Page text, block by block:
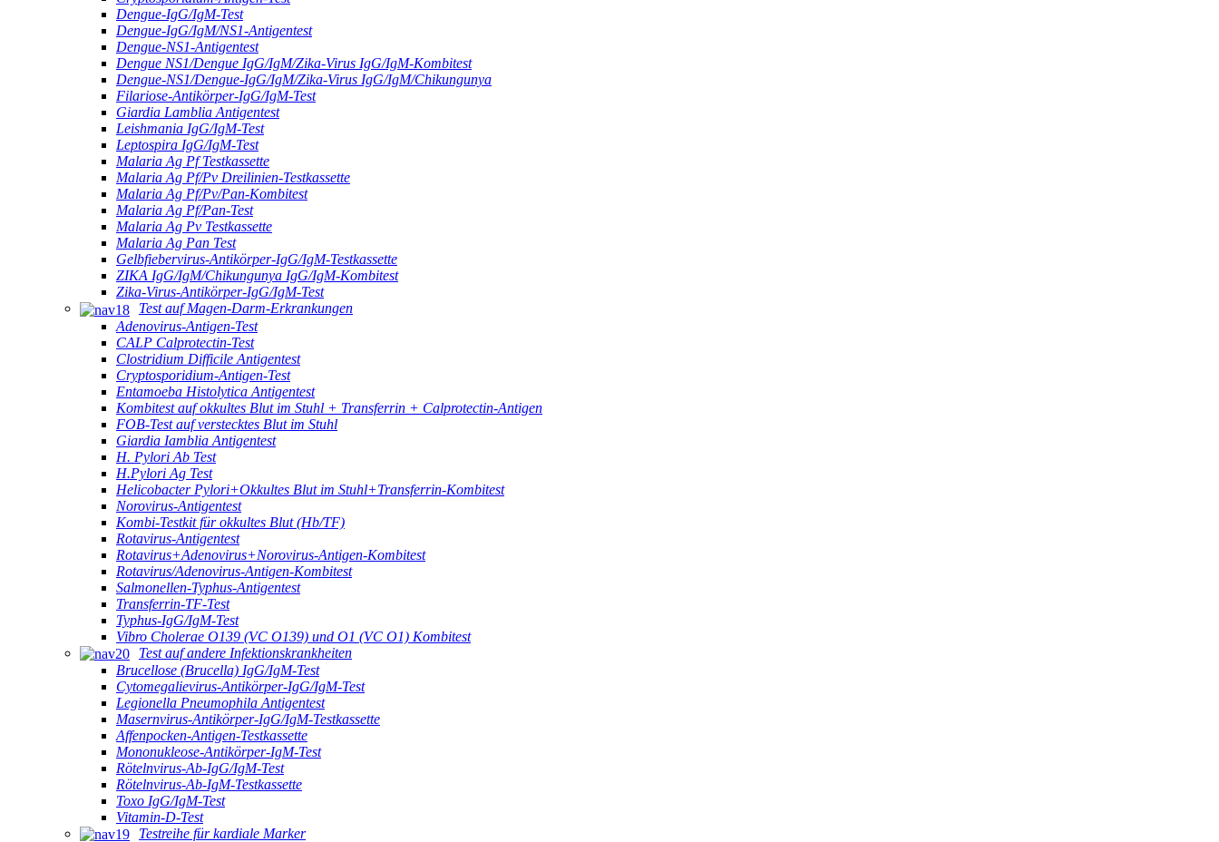
Dengue-IgG/IgM-Test
Dengue-IgG/IgM/NS1-Antigentest
Dengue-NS1-Antigentest
Dengue NS1/Dengue IgG/IgM/Zika-Virus IgG/IgM-Kombitest
Dengue-NS1/Dengue-IgG/IgM/Zika-Virus IgG/IgM/Chikungunya
Filariose-Antikörper-IgG/IgM-Test
Giardia Lamblia Antigentest
Leishmania IgG/IgM-Test
Leptospira IgG/IgM-Test
Malaria Ag Pf Testkassette
Malaria Ag Pf/Pv Dreilinien-Testkassette
Malaria Ag Pf/Pv/Pan-Kombitest
Malaria Ag Pf/Pan-Test
Malaria Ag Pv Testkassette
Malaria Ag Pan Test
Gelbfiebervirus-Antikörper-IgG/IgM-Testkassette
ZIKA IgG/IgM/Chikungunya IgG/IgM-Kombitest
Zika-Virus-Antikörper-IgG/IgM-Test
Test auf Magen-Darm-Erkrankungen
Adenovirus-Antigen-Test
CALP Calprotectin-Test
Clostridium Difficile Antigentest
Cryptosporidium-Antigen-Test
Entamoeba Histolytica Antigentest
Kombitest auf okkultes Blut im Stuhl + Transferrin + Calprotectin-Antigen
FOB-Test auf verstecktes Blut im Stuhl
Giardia Iamblia Antigentest
H. Pylori Ab Test
H.Pylori Ag Test
Helicobacter Pylori+Okkultes Blut im Stuhl+Transferrin-Kombitest
Norovirus-Antigentest
Kombi-Testkit für okkultes Blut (Hb/TF)
Rotavirus-Antigentest
Rotavirus+Adenovirus+Norovirus-Antigen-Kombitest
Rotavirus/Adenovirus-Antigen-Kombitest
Salmonellen-Typhus-Antigentest
Transferrin-TF-Test
Typhus-IgG/IgM-Test
Vibro Cholerae O139 (VC O139) und O1 (VC O1) Kombitest
Test auf andere Infektionskrankheiten
Brucellose (Brucella) IgG/IgM-Test
Cytomegalievirus-Antikörper-IgG/IgM-Test
Legionella Pneumophila Antigentest
Masernvirus-Antikörper-IgG/IgM-Testkassette
Affenpocken-Antigen-Testkassette
Mononukleose-Antikörper-IgM-Test
Rötelnvirus-Ab-IgG/IgM-Test
Rötelnvirus-Ab-IgM-Testkassette
Toxo IgG/IgM-Test
Vitamin-D-Test
Testreihe für kardiale Marker